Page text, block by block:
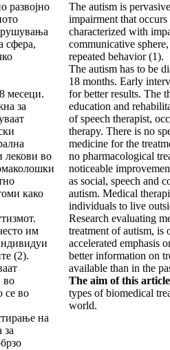
развојно
сфера,
месеци.
за
лекови во
како
им
(2).
во
се во
на
за
The autism is
impairment that
characterized with
communicative
repeated behavior (1).
The autism has to be
18 months. Early
for better results. The
education and
of speech therapist,
therapy. There is no
medicine for the
no pharmacological
noticeable
as social, speech and
autism. Medical
individuals to live
Research evaluating
treatment of autism, is
accelerated emphasis
better information on
available than in the
The aim of this article
types of biomedical
world.